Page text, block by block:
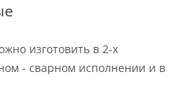
изготовить в 2-х
- сварном исполнении и в